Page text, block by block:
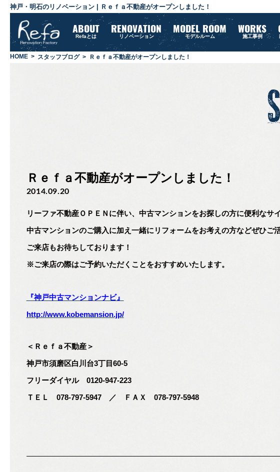
神戸・明石のリノベーション | Ｒｅｆａ不動産がオープンしました！
ABOUT
Refaとは
RENOVATION
リノベーション
MODEL ROOM
モデルルーム
WORKS
施工事例
HOME スタッフブログ Ｒｅｆａ不動産がオープンしました！
Ｒｅｆａ不動産がオープンしました！
2014.09.20
リーファ不動産ＯＰＥＮに伴い、中古マンションをお探しの方に便利なサ
中古マンションのご購入に加え一緒にリフォームをお考えの方などぜひご
ご来店もお待ちしております！
※ご来店の際はご予約いただくことをおすすめいたします。
『神戸中古マンションナビ』
http://www.kobemansion.jp/
＜Ｒｅｆａ不動産＞
神戸市須磨区白川台3丁目60‐5
フリーダイヤル 0120-947-223
ＴＥＬ 078-797-5947 ／ ＦＡＸ 078-797-5948